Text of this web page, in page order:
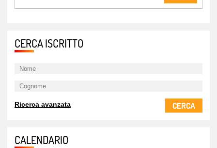
CERCA ISCRITTO
CERCA
Ricerca avanzata
CALENDARIO